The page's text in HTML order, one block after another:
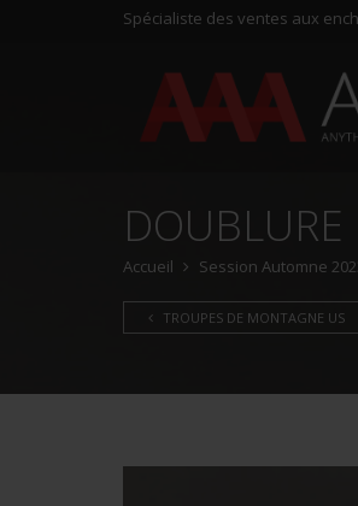
Spécialiste des ventes aux
DOUBLURE
Accueil Session Automne
TROUPES DE MONTAGNE US